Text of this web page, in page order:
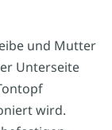
und Mutter
Unterseite
wird.